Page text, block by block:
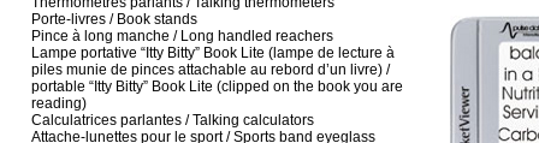
Porte-livres / Book stands
Pince à long manche / Long handled reachers
Lampe portative “Itty Bitty” Book Lite (lampe de lecture à
piles munie de pinces attachable au rebord d’un livre) /
portable “Itty Bitty” Book Lite (clipped on the book you are
reading)
Calculatrices parlantes / Talking calculators
Attache-lunettes pour le sport / Sports band eyeglass